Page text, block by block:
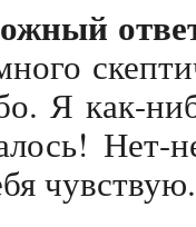
Я как-
Нет-
чувствую.